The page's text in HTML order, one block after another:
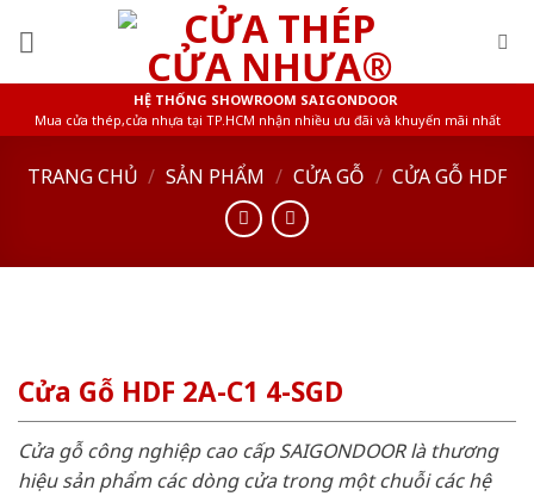
HỆ THỐNG SHOWROOM SAIGONDOOR
Mua cửa thép,cửa nhựa tại TP.HCM nhận nhiều ưu đãi và khuyến mãi nhất
TRANG CHỦ / SẢN PHẨM / CỬA GỖ / CỬA GỖ HDF
Cửa Gỗ HDF 2A-C1 4-SGD
Cửa gỗ công nghiệp cao cấp SAIGONDOOR là thương
hiệu sản phẩm các dòng cửa trong một chuỗi các hệ